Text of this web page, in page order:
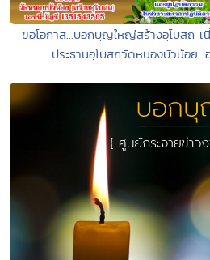
ขอโอกาส...บอกบุญใหญ่สร้างอุโบสถ เ
ประธานอุโบสถวัดหนองบัวน้อย